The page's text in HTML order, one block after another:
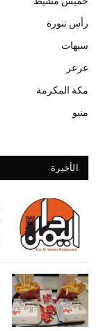
رأس تنورة
سيهات
عرعر
مكة المكرمة
منيو
الأخيرة